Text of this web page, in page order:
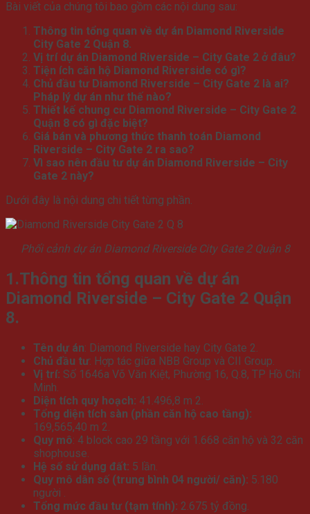
Bài viết của chúng tôi bao gồm các nội dung sau:
Thông tin tổng quan về dự án Diamond Riverside
City Gate 2 Quận 8.
Vị trí dự án Diamond Riverside – City Gate 2 ở đâu?
Tiện ích căn hộ Diamond Riverside có gì?
Chủ đầu tư Diamond Riverside – City Gate 2 là ai?
Pháp lý dự án như thế nào?
Thiết kế chung cư Diamond Riverside – City Gate 2
Quận 8 có gì đặc biệt?
Giá bán và phương thức thanh toán Diamond
Riverside – City Gate 2 ra sao?
Vì sao nên đầu tư dự án Diamond Riverside – City
Gate 2 này?
Dưới đây là nội dung chi tiết từng phần.
Phối cảnh dự án Diamond Riverside City Gate 2 Quận 8
1.Thông tin tổng quan về dự án
Diamond Riverside – City Gate 2 Quận
8.
Tên dự án: Diamond Riverside hay City Gate 2.
Chủ đầu tư: Hợp tác giữa NBB Group và CII Group.
Vị trí: Số 1646a Võ Văn Kiệt, Phường 16, Q.8, TP Hồ Chí
Minh.
Diện tích quy hoạch: 41.496,8 m 2.
Tổng diện tích sàn (phần căn hộ cao tầng):
169,565,40 m 2.
Quy mô: 4 block cao 29 tầng với 1.668 căn hộ và 32 căn
shophouse.
Hệ số sử dụng đất: 5 lần.
Quy mô dân số (trung bình 04 người/ căn): 5.180
người .
Tổng mức đầu tư (tạm tính): 2.675 tỷ đồng.